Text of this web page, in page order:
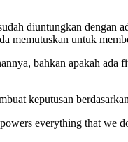
diuntungkan dengan
memutuskan untuk
bahkan apakah
keputusan
everything that we